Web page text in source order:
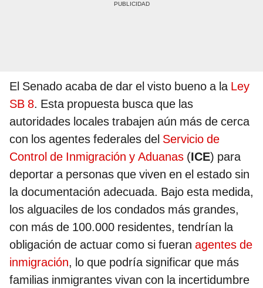
El Senado acaba de dar el visto bueno a laLey
SB 8. Esta propuesta busca que las
autoridades locales trabajen aún más de cerca
con los agentes federales del Servicio de
Control de Inmigración y Aduanas (ICE) para
deportar a personas que viven en el estado sin
la documentación adecuada. Bajo esta medida,
los alguaciles de los condados más grandes,
con más de 100.000 residentes, tendrían la
obligación de actuar como si fueran agentes de
inmigración, lo que podría significar que más
familias inmigrantes vivan con la incertidumbre